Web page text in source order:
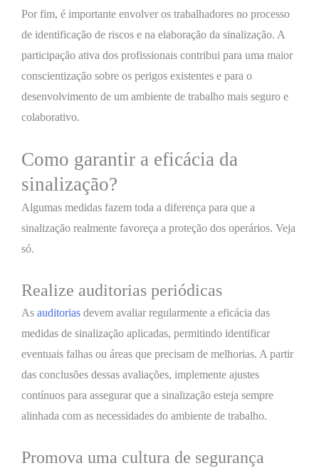
Por fim, é importante envolver os trabalhadores no processo
de identificação de riscos e na elaboração da sinalização. A
participação ativa dos profissionais contribui para uma maior
conscientização sobre os perigos existentes e para o
desenvolvimento de um ambiente de trabalho mais seguro e
colaborativo.
Como garantir a eficácia da
sinalização?
Algumas medidas fazem toda a diferença para que a
sinalização realmente favoreça a proteção dos operários. Veja
só.
Realize auditorias periódicas
As auditorias devem avaliar regularmente a eficácia das
medidas de sinalização aplicadas, permitindo identificar
eventuais falhas ou áreas que precisam de melhorias. A partir
das conclusões dessas avaliações, implemente ajustes
contínuos para assegurar que a sinalização esteja sempre
alinhada com as necessidades do ambiente de trabalho.
Promova uma cultura de segurança